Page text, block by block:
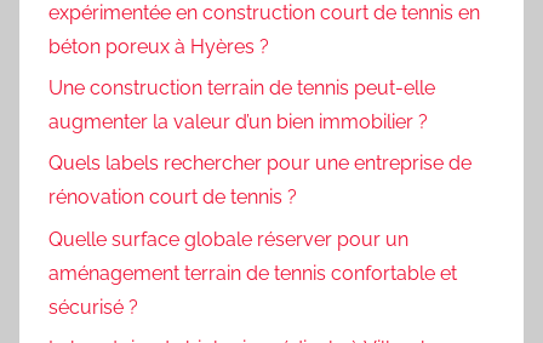
expérimentée en construction court de tennis en
béton poreux à Hyères ?
Une construction terrain de tennis peut-elle
augmenter la valeur d’un bien immobilier ?
Quels labels rechercher pour une entreprise de
rénovation court de tennis ?
Quelle surface globale réserver pour un
aménagement terrain de tennis confortable et
sécurisé ?